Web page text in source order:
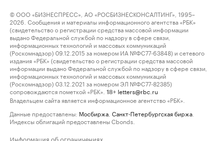
© ООО «БИЗНЕСПРЕСС», АО «РОСБИЗНЕСКОНСАЛТИНГ», 1995–
2026. Сообщения и материалы информационного агентства «РБК»
(свидетельство о регистрации средства массовой информации
выдано Федеральной службой по надзору в сфере связи,
информационных технологий и массовых коммуникаций
(Роскомнадзор) 09.12.2015 за номером ИА №ФС77-63848) и сетевого
издания «РБК» (свидетельство о регистрации средства массовой
информации выдано Федеральной службой по надзору в сфере связи,
информационных технологий и массовых коммуникаций
(Роскомнадзор) 03.12.2021 за номером ЭЛ №ФС77-82385)
сопровождаются пометкой «РБК».
18+ letters@rbc.ru
Владельцем сайта является информационное агентство «РБК».
Данные предоставлены: Мосбиржа Санкт-Петербургская биржа
Индексы облигаций предоставлены Cbonds.
Информация об ограничениях